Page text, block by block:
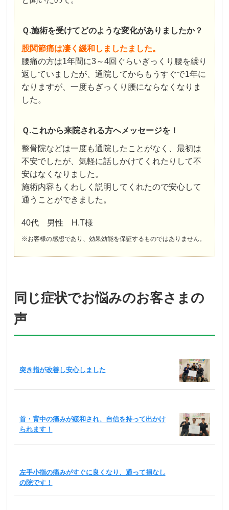
Ｑ.施術を受けてどのような変化がありましたか？
股関節痛は凄く緩和しましたました。
腰痛の方は1年間に3～4回ぐらいぎっくり腰を繰り
返していましたが、通院してからもうすぐで1年に
なりますが、一度もぎっくり腰にならなくなりま
した。
Ｑ.これから来院される方へメッセージを！
整骨院などは一度も通院したことがなく、最初は
不安でしたが、気軽に話しかけてくれたりして不
安はなくなりました。
施術内容もくわしく説明してくれたので安心して
通うことができました。
40代 男性 H.T様
※お客様の感想であり、効果効能を保証するものではありません。
同じ症状でお悩みのお客さまの
声
突き指が改善し安心しました
首・背中の痛みが緩和され、自信を持って出かけ
られます！
左手小指の痛みがすぐに良くなり、通って損なし
の院です！